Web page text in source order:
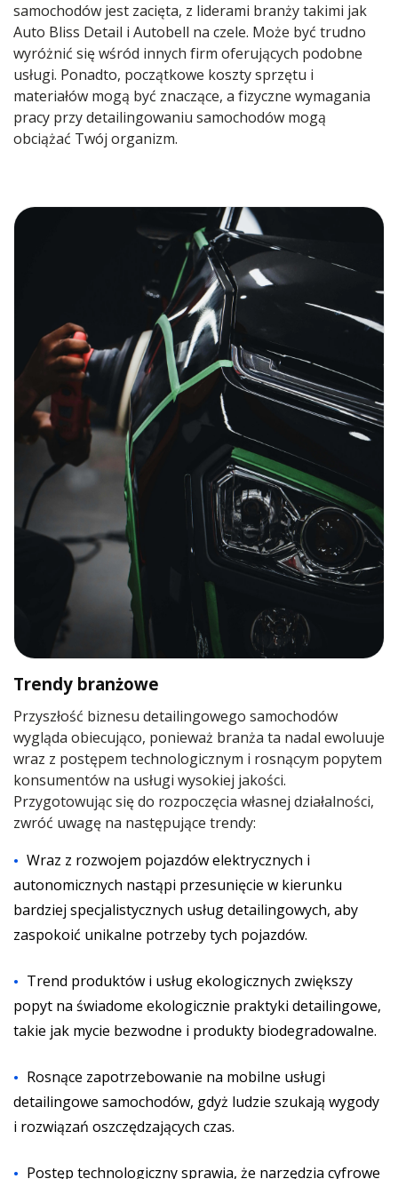
samochodów jest zacięta, z liderami branży takimi jak
Auto Bliss Detail i Autobell na czele. Może być trudno
wyróżnić się wśród innych firm oferujących podobne
usługi. Ponadto, początkowe koszty sprzętu i
materiałów mogą być znaczące, a fizyczne wymagania
pracy przy detailingowaniu samochodów mogą
obciążać Twój organizm.
Trendy branżowe
Przyszłość biznesu detailingowego samochodów
wygląda obiecująco, ponieważ branża ta nadal ewoluuje
wraz z postępem technologicznym i rosnącym popytem
konsumentów na usługi wysokiej jakości.
Przygotowując się do rozpoczęcia własnej działalności,
zwróć uwagę na następujące trendy:
Wraz z rozwojem pojazdów elektrycznych i
autonomicznych nastąpi przesunięcie w kierunku
bardziej specjalistycznych usług detailingowych, aby
zaspokoić unikalne potrzeby tych pojazdów.
Trend produktów i usług ekologicznych zwiększy
popyt na świadome ekologicznie praktyki detailingowe,
takie jak mycie bezwodne i produkty biodegradowalne.
Rosnące zapotrzebowanie na mobilne usługi
detailingowe samochodów, gdyż ludzie szukają wygody
i rozwiązań oszczędzających czas.
Postęp technologiczny sprawia, że narzędzia cyfrowe